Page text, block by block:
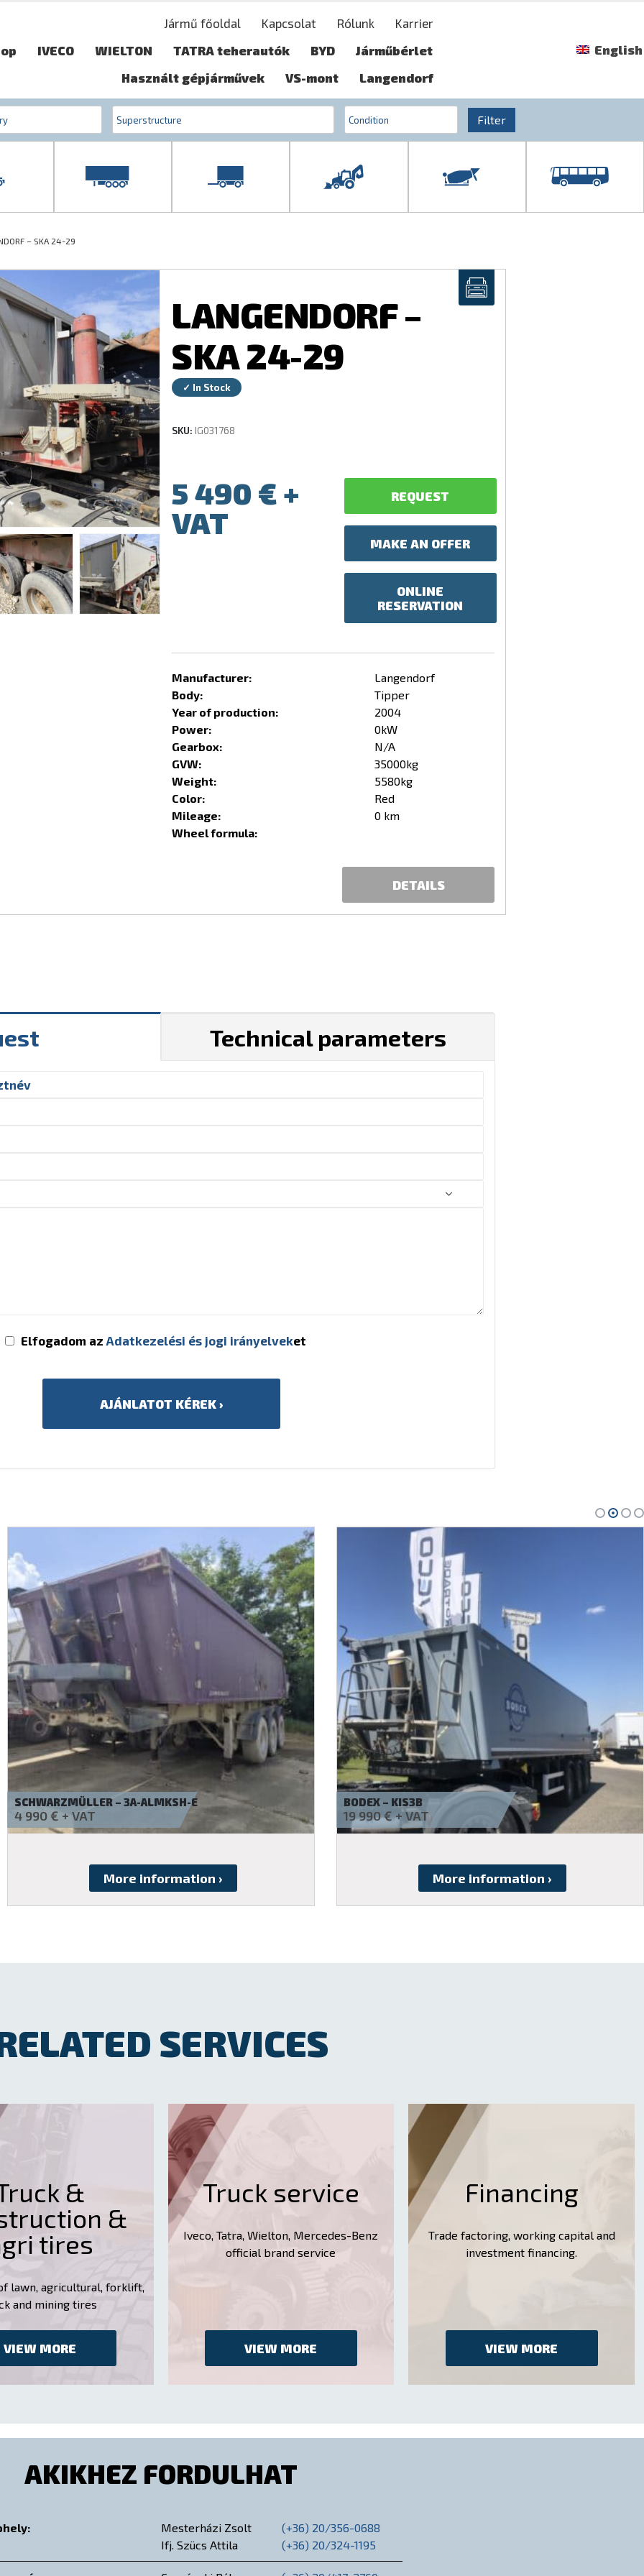
Jármű főoldal Kapcsolat Rólunk
Karrier
IVECO WIELTON TATRA teherautók BYD
Járműbérlet
Használt gépjárművek
VS-mont Langendorf
English
Filter
– SKA 24-29
LANGENDORF –
SKA 24-29
✓ In Stock
SKU: IG031768
5 490 € REQUEST
MAKE AN OFFER
ONLINE
RESERVATION
Manufacturer:
Langendorf
Body:
Tipper
Year of production:
2004
Power:
0kW
Gearbox:
N/A
GVW:
35000kg
Weight:
5580kg
Color:
Red
Mileage:
0 km
Wheel formula:
DETAILS
Technical parameters
Elfogadom az Adatkezelési és jogi irányelveket
BODEX – KIS3B
19 990€
WIELTON – ACÉL VASHULLADÉK SZÁLLÍTÓ 51M3
Ask for a quote
SERVICES
&
&
tires
lawn, agricultural, forklift,
and mining tires
VIEW MORE
Truck service
Iveco, Tatra, Wielton, Mercedes-Benz
official brand service
VIEW MORE
Financing
Trade factoring, working capital and
investment financing.
VIEW MORE
AKIKHEZ FORDULHAT
Mesterházi Zsolt
Ifj. Szücs Attila
(+36) 20/356-0688
(+36) 20/324-1195